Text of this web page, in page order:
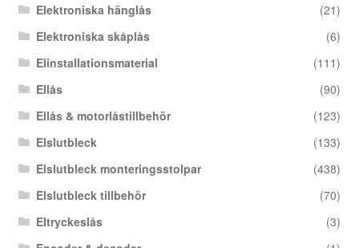
Elektroniska hänglås
(21)
Elektroniska skåplås
(6)
Elinstallationsmaterial
(111)
Ellås
(90)
Ellås & motorlåstillbehör
(123)
Elslutbleck
(133)
Elslutbleck monteringsstolpar
(438)
Elslutbleck tillbehör
(70)
Eltryckeslås
(3)